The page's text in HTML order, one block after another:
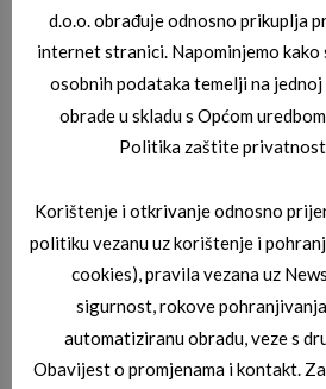
BORBONESE SOLE 00
d.o.o. obrađuje odnosno prikuplja
internet stranici. Napominjemo
osobnih podataka temelji na
obrade u skladu s Općom
Politika zaštite
Korištenje i otkrivanje odnosno
politiku vezanu uz korištenje i
cookies), pravila vezana uz
sigurnost, rokove
automatiziranu obradu, veze s
Obavijest o promjenama i kontakt.